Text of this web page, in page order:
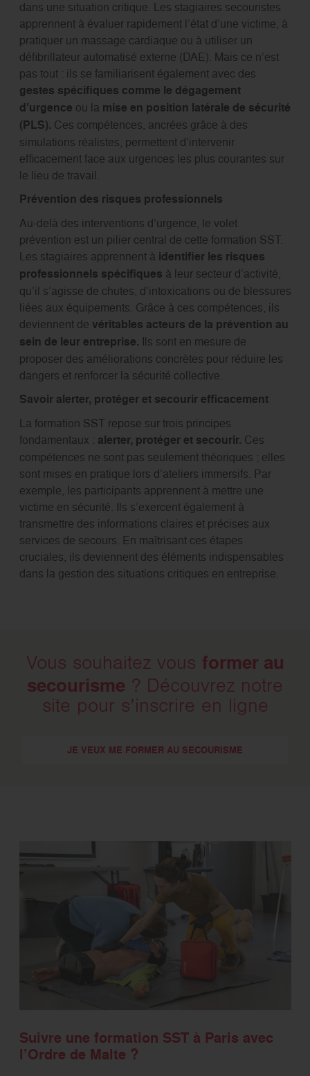
dans une situation critique. Les stagiaires secouristes
apprennent à évaluer rapidement l’état d’une victime, à
pratiquer un massage cardiaque ou à utiliser un
défibrillateur automatisé externe (DAE). Mais ce n’est
pas tout : ils se familiarisent également avec des
gestes spécifiques comme le dégagement
d’urgence ou la mise en position latérale de sécurité
(PLS). Ces compétences, ancrées grâce à des
simulations réalistes, permettent d’intervenir
efficacement face aux urgences les plus courantes sur
le lieu de travail.
Prévention des risques professionnels
Au-delà des interventions d’urgence, le volet
prévention est un pilier central de cette formation SST.
Les stagiaires apprennent à identifier les risques
professionnels spécifiques à leur secteur d’activité,
qu’il s’agisse de chutes, d’intoxications ou de blessures
liées aux équipements. Grâce à ces compétences, ils
deviennent de véritables acteurs de la prévention au
sein de leur entreprise. Ils sont en mesure de
proposer des améliorations concrètes pour réduire les
dangers et renforcer la sécurité collective.
Savoir alerter, protéger et secourir efficacement
La formation SST repose sur trois principes
fondamentaux : alerter, protéger et secourir. Ces
compétences ne sont pas seulement théoriques ; elles
sont mises en pratique lors d’ateliers immersifs. Par
exemple, les participants apprennent à mettre une
victime en sécurité. Ils s’exercent également à
transmettre des informations claires et précises aux
services de secours. En maîtrisant ces étapes
cruciales, ils deviennent des éléments indispensables
dans la gestion des situations critiques en entreprise.
Vous souhaitez vous former au
secourisme ? Découvrez notre
site pour s’inscrire en ligne
JE VEUX ME FORMER AU SECOURISME
Suivre une formation SST à Paris avec
l’Ordre de Malte ?